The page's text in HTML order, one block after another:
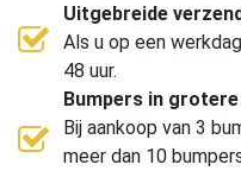
Uitgebreide
Als u op een
48 uur.
Bumpers in
Bij aankoop van 3
meer dan 10